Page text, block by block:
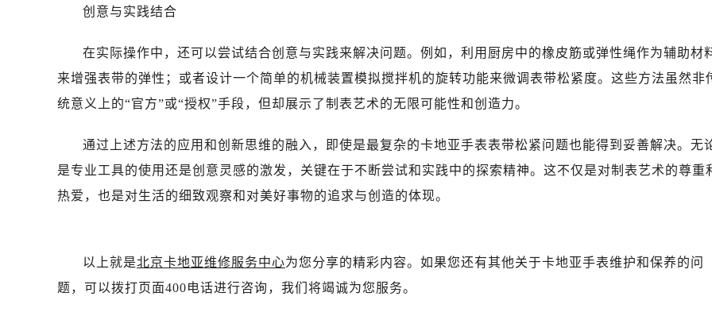
创意与实践结合
在实际操作中，还可以尝试结合创意与实践来解决问题。例如，利用厨房中的橡皮筋或弹性绳作为辅助材
来增强表带的弹性；或者设计一个简单的机械装置模拟搅拌机的旋转功能来微调表带松紧度。这些方法虽然非
统意义上的“官方”或“授权”手段，但却展示了制表艺术的无限可能性和创造力。
通过上述方法的应用和创新思维的融入，即使是最复杂的卡地亚手表表带松紧问题也能得到妥善解决。无
是专业工具的使用还是创意灵感的激发，关键在于不断尝试和实践中的探索精神。这不仅是对制表艺术的尊重
热爱，也是对生活的细致观察和对美好事物的追求与创造的体现。
以上就是北京卡地亚维修服务中心为您分享的精彩内容。如果您还有其他关于卡地亚手表维护和保养的问
题，可以拨打页面400电话进行咨询，我们将竭诚为您服务。